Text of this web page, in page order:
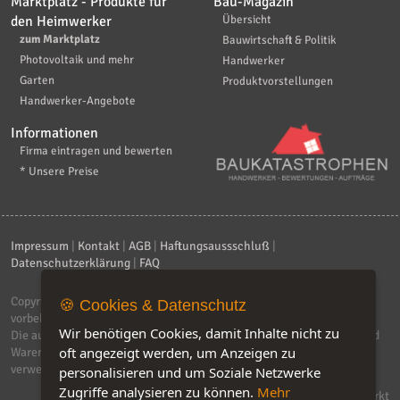
den Heimwerker
zum Marktplatz
Photovoltaik und mehr
Garten
Handwerker-Angebote
Übersicht
Bauwirtschaft & Politik
Handwerker
Produktvorstellungen
Informationen
Firma eintragen und bewerten
* Unsere Preise
Impressum Kontakt AGB Haftungsaussschluß
Datenschutzerklärung
FAQ
Copyright © 2026ebiz-consult GmbH & Co. KG
vorbehalten.
Die auf dieser Seite verwendeten Produktbezeichnungen, Namen und
Warenzeichen sind Eigentum der jeweiligen Firmen. Unser Portal
verwendet Affiliat-Links, für dir wir Geld erhalten.
Software by IQ-Markt
🍪 Cookies & Datenschutz
Wir benötigen Cookies, damit Inhalte nicht zu
oft angezeigt werden, um Anzeigen zu
personalisieren und um Soziale Netzwerke
Zugriffe analysieren zu können. Mehr